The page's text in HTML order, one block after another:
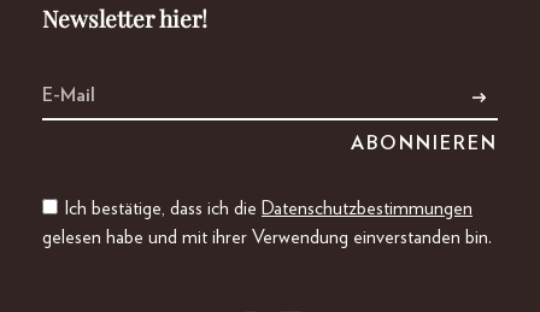
Newsletter hier!
Ich bestätige, dass ich die Datenschutzbestimmungen
gelesen habe und mit ihrer Verwendung einverstanden bin.